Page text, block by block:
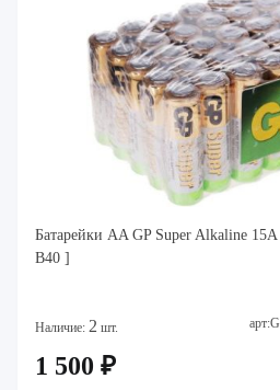
Батарейки AA GP Super Alkaline
B40 ]
Наличие: 2 шт.
1 500 ₽